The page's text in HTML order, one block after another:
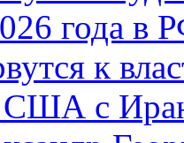
года в
к
США с